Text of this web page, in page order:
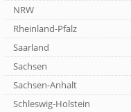
NRW
Rheinland-Pfalz
Saarland
Sachsen
Sachsen-Anhalt
Schleswig-Holstein